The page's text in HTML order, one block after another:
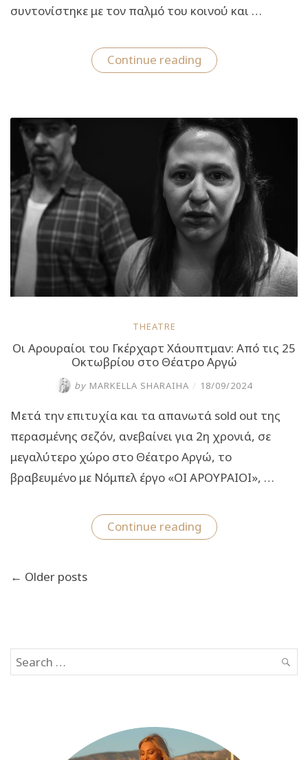
συντονίστηκε με τον παλμό του κοινού και …
Continue reading“Το
Θέατρο
παραστάσεις
του
για
φέτος”
THEATRE
Οι Αρουραίοι του Γκέρχαρτ Χάουπτμαν: Από τις 25
Οκτωβρίου στο Θέατρο Αργώ
by MARKELLA SHARAIHA / 18/09/2024
Μετά την επιτυχία και τα απανωτά sold out της
περασμένης σεζόν, ανεβαίνει για 2η χρονιά, σε
μεγαλύτερο χώρο στο Θέατρο Αργώ, το
βραβευμένο με Νόμπελ έργο «ΟΙ ΑΡΟΥΡΑΙΟΙ», …
Continue reading“Οι
Αρουραίοι
Αργώ”
άρθρων
← Older posts
Search
for: